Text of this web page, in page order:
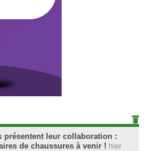
présentent leur collaboration :
de chaussures à venir ! hier